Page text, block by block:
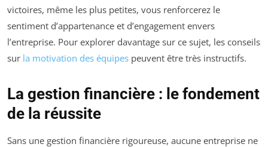
victoires, même les plus petites, vous renforcerez le
sentiment d’appartenance et d’engagement envers
l’entreprise. Pour explorer davantage sur ce sujet, les conseils
sur la motivation des équipes peuvent être très instructifs.
La gestion financière : le fondement
de la réussite
Sans une gestion financière rigoureuse, aucune entreprise ne